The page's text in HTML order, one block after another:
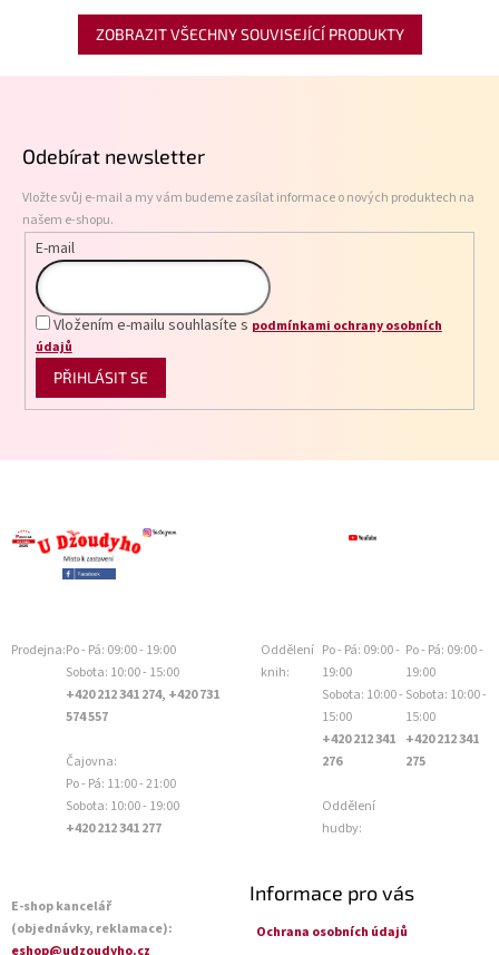
ZOBRAZIT VŠECHNY SOUVISEJÍCÍ PRODUKTY
Odebírat newsletter
Vložte svůj e-mail a my vám budeme zasílat informace o nových produktech na
našem e-shopu.
E-mail
Vložením e-mailu souhlasíte s podmínkami ochrany osobních
údajů
PŘIHLÁSIT SE
Prodejna:Po - Pá: 09:00 - 19:00
Sobota: 10:00 - 15:00
+420 212 341 274, +420 731
574 557
Čajovna:
Po - Pá: 11:00 - 21:00
Sobota: 10:00 - 19:00
+420 212 341 277
Oddělení
knih:
Po - Pá: 09:00 -
19:00
Sobota: 10:00 -
15:00
+420 212 341
276
Oddělení
hudby:
Po - Pá: 09:00 -
19:00
Sobota: 10:00 -
15:00
+420 212 341
275
E-shop kancelář
(objednávky, reklamace):
eshop@udzoudyho.cz
Informace pro vás
Ochrana osobních údajů